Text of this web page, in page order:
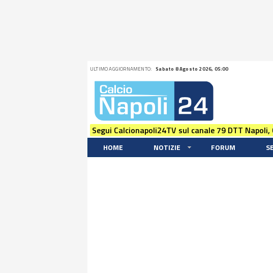
ULTIMO AGGIORNAMENTO: Sabato 8 Agosto 2026, 05:00
Segui Calcionapoli24TV sul canale 79 DTT
HOME NOTIZIE FORUM